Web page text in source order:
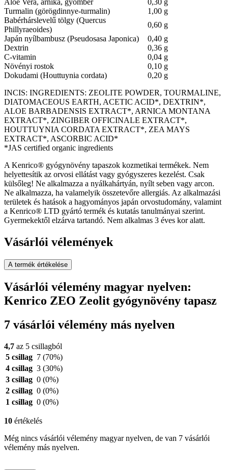
Aloe Vera, arnika, gyömbér
0,30 g
Turmalin (görögdinnye-turmalin)
1,00 g
Babérhárslevelű tölgy (Quercus
Phillyraeoides)
0,60 g
Japán nyílbambusz (Pseudosasa Japonica)
0,40 g
Dextrin
0,36 g
C-vitamin
0,04 g
Növényi rostok
0,10 g
Dokudami (Houttuynia cordata)
0,20 g
INCIS: INGREDIENTS: ZEOLITE POWDER, TOURMALINE,
DIATOMACEOUS EARTH, ACETIC ACID*, DEXTRIN*,
ALOE BARBADENSIS EXTRACT*, ARNICA MONTANA
EXTRACT*, ZINGIBER OFFICINALE EXTRACT*,
HOUTTUYNIA CORDATA EXTRACT*, ZEA MAYS
EXTRACT*, ASCORBIC ACID*
*JAS certified organic ingredients
A Kenrico® gyógynövény tapaszok kozmetikai termékek. Nem
helyettesítik az orvosi ellátást vagy gyógyszeres kezelést. Csak
külsőleg! Ne alkalmazza a nyálkahártyán, nyílt seben vagy arcon.
Ne alkalmazza, ha valamelyik összetevőre allergiás. Az alkalmazási
területek és hatások a hagyományos japán orvostudomány, valamint
a Kenrico® LTD gyártó termék és kutatás tanulmányai szerint.
Gyermekektől elzárva tartandó. Nem alkalmas 3 éves kor alatt.
Vásárlói vélemények
A termék értékelése
Vásárlói vélemény magyar nyelven:
Kenrico ZEO Zeolit gyógynövény tapasz
7 vásárlói vélemény más nyelven
4,7 az 5 csillagból
5 csillag 7 (70%)
4 csillag 3 (30%)
3 csillag 0 (0%)
2 csillag 0 (0%)
1 csillag 0 (0%)
10 értékelés
Még nincs vásárlói vélemény magyar nyelven, de van 7 vásárlói
vélemény más nyelven.